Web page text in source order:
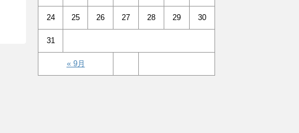
« 9月
24 25 26 27 28 29 30
31